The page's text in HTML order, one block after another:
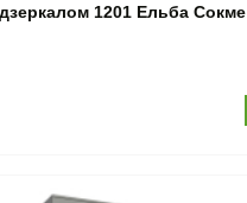
1201 Ельба Сокме